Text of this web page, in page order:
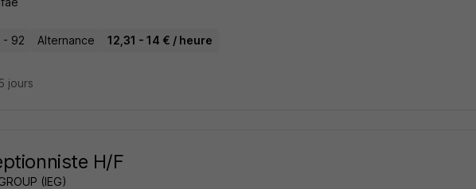
- 92 Alternance 12,31 - 14 € / heure
jours
H/F
(IEG)